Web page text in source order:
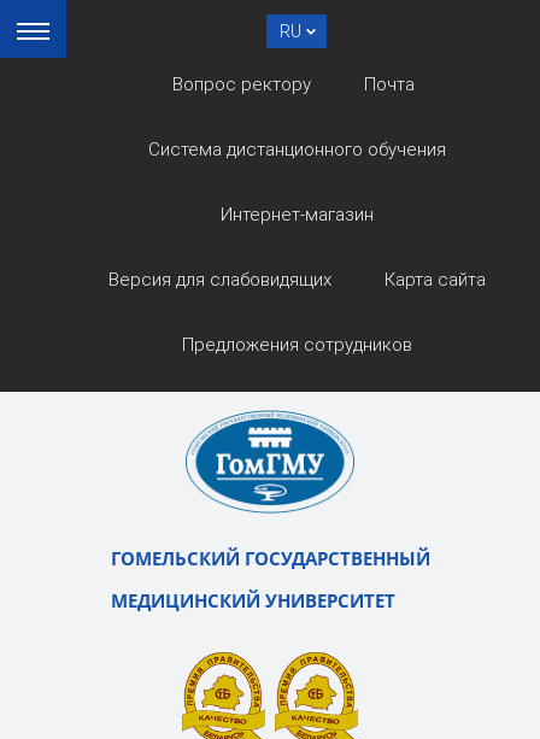
RU
Вопрос ректору Почта
Система дистанционного обучения
Интернет-магазин
Версия для слабовидящих Карта сайта
Предложения сотрудников
ГОМЕЛЬСКИЙ ГОСУДАРСТВЕННЫЙ
МЕДИЦИНСКИЙ УНИВЕРСИТЕТ